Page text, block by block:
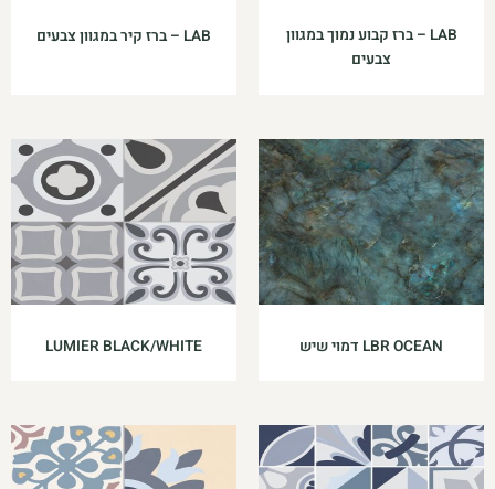
LAB – ברז קבוע נמוך במגוון
צבעים
LAB – ברז קיר במגוון צבעים
LBR OCEAN דמוי שיש LUMIER BLACK/WHITE